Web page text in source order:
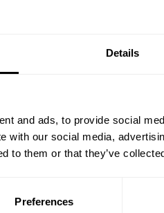
Details
and ads, to provide social
with our social media,
to them or that they’ve
Preferences
technischen Disziplin zu einer